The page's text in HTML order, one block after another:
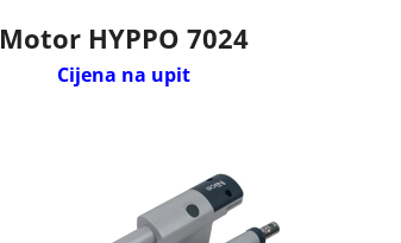
Motor HYPPO 7024
Cijena na upit